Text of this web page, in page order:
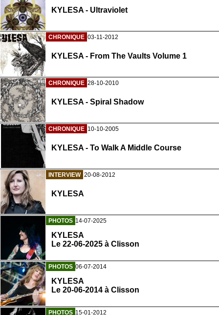
KYLESA - Ultraviolet
CHRONIQUE 03-11-2012
KYLESA - From The Vaults Volume 1
CHRONIQUE 28-10-2010
KYLESA - Spiral Shadow
CHRONIQUE 10-10-2005
KYLESA - To Walk A Middle Course
INTERVIEW 20-08-2012
KYLESA
PHOTOS 14-07-2025
KYLESA
Le 22-06-2025 à Clisson
PHOTOS 06-07-2014
KYLESA
Le 20-06-2014 à Clisson
PHOTOS 15-01-2012